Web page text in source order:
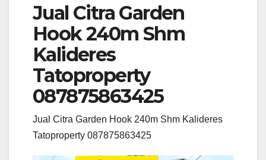
Jual Citra Garden
Hook 240m Shm
Kalideres
Tatoproperty
087875863425
Jual Citra Garden Hook 240m Shm Kalideres
Tatoproperty 087875863425